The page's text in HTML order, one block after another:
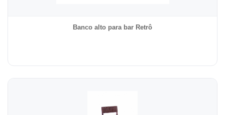
Banco alto para bar Retrô